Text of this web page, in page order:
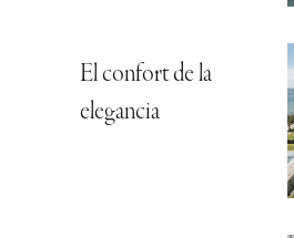
El confort de la
elegancia